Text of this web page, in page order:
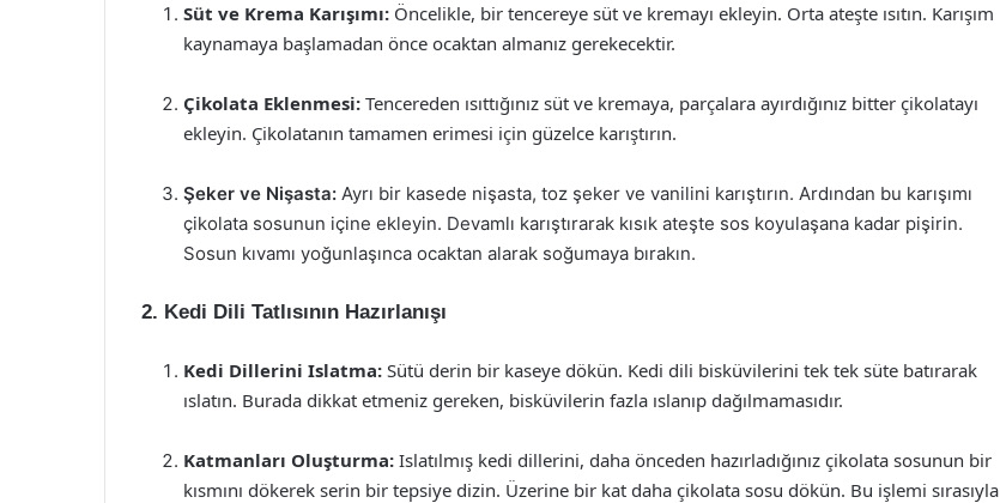
Süt ve Krema Karışımı: Öncelikle, bir tencereye süt ve kremayı ekleyin. Orta ateşte ısıtın. Karışım
kaynamaya başlamadan önce ocaktan almanız gerekecektir.
Çikolata Eklenmesi: Tencereden ısıttığınız süt ve kremaya, parçalara ayırdığınız bitter çikolatayı
ekleyin. Çikolatanın tamamen erimesi için güzelce karıştırın.
Şeker ve Nişasta: Ayrı bir kasede nişasta, toz şeker ve vanilini karıştırın. Ardından bu karışımı
çikolata sosunun içine ekleyin. Devamlı karıştırarak kısık ateşte sos koyulaşana kadar pişirin.
Sosun kıvamı yoğunlaşınca ocaktan alarak soğumaya bırakın.
2. Kedi Dili Tatlısının Hazırlanışı
Kedi Dillerini Islatma: Sütü derin bir kaseye dökün. Kedi dili bisküvilerini tek tek süte batırarak
ıslatın. Burada dikkat etmeniz gereken, bisküvilerin fazla ıslanıp dağılmamasıdır.
Katmanları Oluşturma: Islatılmış kedi dillerini, daha önceden hazırladığınız çikolata sosunun bir
kısmını dökerek serin bir tepsiye dizin. Üzerine bir kat daha çikolata sosu dökün. Bu işlemi sırasıyla